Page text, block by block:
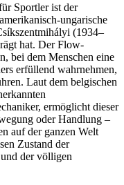
Sportler ist der
ungarische
(1934–
hat. Der Flow-
bei dem Menschen eine
erfüllend wahrnehmen,
Laut dem belgischen
ermöglicht dieser
oder Handlung –
auf der ganzen Welt
Zustand der
der völligen